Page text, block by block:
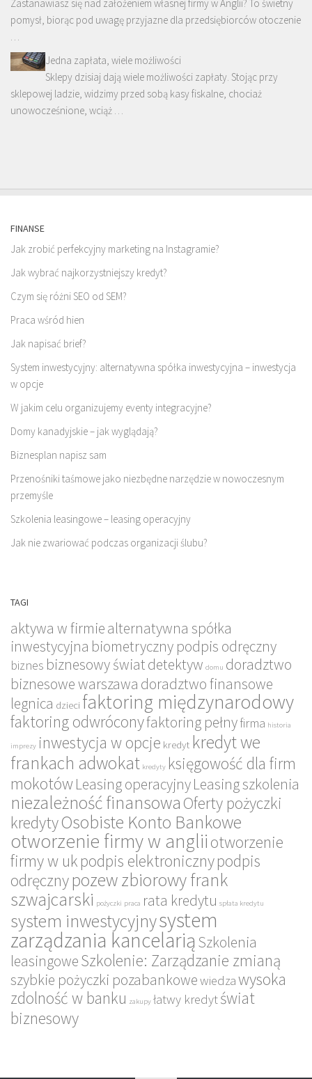
Zastanawiasz się nad założeniem własnej firmy w Anglii? To świetny
pomysł, biorąc pod uwagę przyjazne dla przedsiębiorców otoczenie
…
Jedna zapłata, wiele możliwości
Sklepy dzisiaj dają wiele możliwości zapłaty. Stojąc przy
sklepowej ladzie, widzimy przed sobą kasy fiskalne, chociaż
unowocześnione, wciąż …
FINANSE
Jak zrobić perfekcyjny marketing na Instagramie?
Jak wybrać najkorzystniejszy kredyt?
Czym się różni SEO od SEM?
Praca wśród hien
Jak napisać brief?
System inwestycyjny: alternatywna spółka inwestycyjna – inwestycja
w opcje
W jakim celu organizujemy eventy integracyjne?
Domy kanadyjskie – jak wyglądają?
Biznesplan napisz sam
Przenośniki taśmowe jako niezbędne narzędzie w nowoczesnym
przemyśle
Szkolenia leasingowe – leasing operacyjny
Jak nie zwariować podczas organizacji ślubu?
TAGI
aktywa w firmiealternatywna spółka
inwestycyjna biometryczny podpis odręczny
biznes biznesowy światdetektyw domu doradztwo
biznesowe warszawa doradztwo finansowe
legnica dzieci faktoring międzynarodowy
faktoring odwróconyfaktoring pełnyfirma historia
imprezy inwestycja w opcje kredyt kredyt we
frankach adwokat kredyty księgowość dla firm
mokotówLeasing operacyjnyLeasing szkolenia
niezależność finansowa Oferty pożyczki
kredytyOsobiste Konto Bankowe
otworzenie firmy w anglii otworzenie
firmy w uk podpis elektronicznypodpis
odręcznypozew zbiorowy frank
szwajcarski pożyczki praca rata kredytu spłata kredytu
system inwestycyjnysystem
zarządzania kancelarią Szkolenia
leasingoweSzkolenie: Zarządzanie zmianą
szybkie pożyczki pozabankowewiedzawysoka
zdolność w banku zakupy łatwy kredytświat
biznesowy